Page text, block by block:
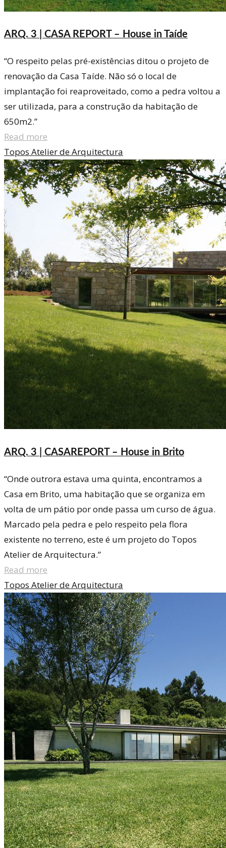
ARQ. 3 | CASA REPORT – House in Taíde
“O respeito pelas pré-existências ditou o projeto de
renovação da Casa Taíde. Não só o local de
implantação foi reaproveitado, como a pedra voltou a
ser utilizada, para a construção da habitação de
650m2.”
Read more
Topos Atelier de Arquitectura
ARQ. 3 | CASAREPORT – House in Brito
“Onde outrora estava uma quinta, encontramos a
Casa em Brito, uma habitação que se organiza em
volta de um pátio por onde passa um curso de água.
Marcado pela pedra e pelo respeito pela flora
existente no terreno, este é um projeto do Topos
Atelier de Arquitectura.”
Read more
Topos Atelier de Arquitectura